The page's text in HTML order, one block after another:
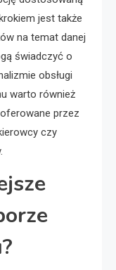
jest także
na temat danej
świadczyć o
obsługi
warto również
przez
czy